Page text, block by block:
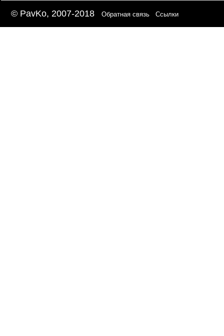
© PavKo, 2007-2018 Обратная связь Ссылки